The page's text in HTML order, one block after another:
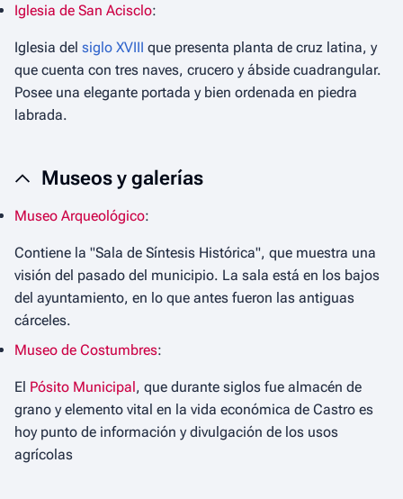
Iglesia de San Acisclo:
Iglesia del siglo XVIII que presenta planta de cruz latina, y
que cuenta con tres naves, crucero y ábside cuadrangular.
Posee una elegante portada y bien ordenada en piedra
labrada.
Museos y galerías
Museo Arqueológico:
Contiene la "Sala de Síntesis Histórica", que muestra una
visión del pasado del municipio. La sala está en los bajos
del ayuntamiento, en lo que antes fueron las antiguas
cárceles.
Museo de Costumbres:
El Pósito Municipal , que durante siglos fue almacén de
grano y elemento vital en la vida económica de Castro es
hoy punto de información y divulgación de los usos
agrícolas